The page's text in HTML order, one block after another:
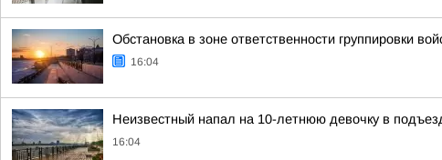
Обстановка в зоне ответственности группировки
16:04
Неизвестный напал на 10-летнюю девочку в
16:04